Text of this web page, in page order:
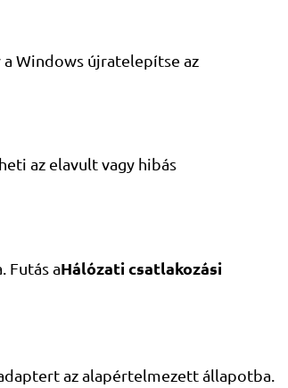
Windows újratelepítse az
az elavult vagy hibás
Futás aHálózati csatlakozási
az alapértelmezett állapotba.